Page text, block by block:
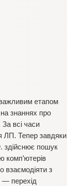
етапом
знаннях про
всі часи
ЛП. Тепер завдяки
здійснює пошук
комп’ютерів
взаємодіяти з
— перехід